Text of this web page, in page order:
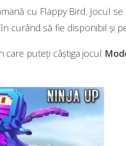
cu Flappy Bird. Jocul se
curând să fie disponibil și
care puteți câștiga jocul